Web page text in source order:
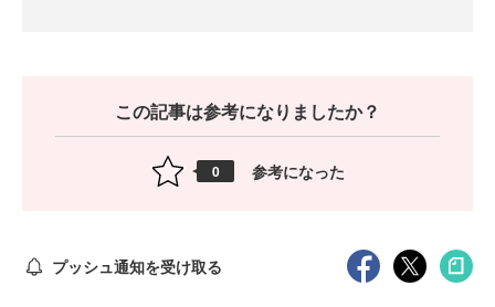
この記事は参考になりましたか？
0 参考になった
プッシュ通知を受け取る